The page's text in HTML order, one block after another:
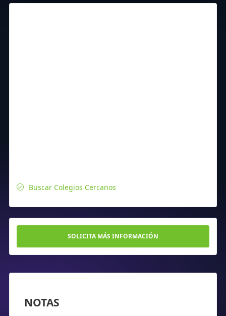
Buscar Colegios Cercanos
SOLICITA MÁS INFORMACIÓN
NOTAS